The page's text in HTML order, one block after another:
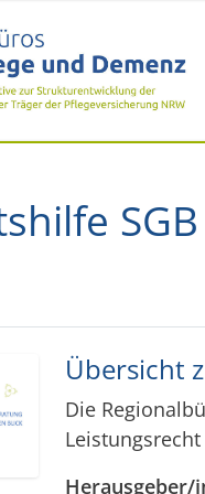
Übersicht
Die
Herausgeber/